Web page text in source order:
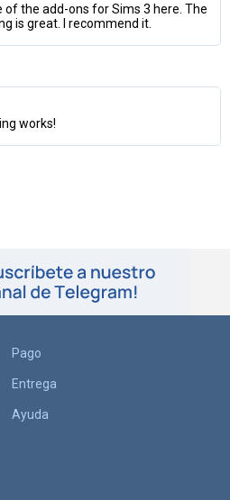
of the add-ons for Sims 3 here. The
is great. I recommend it.
works!
Pago
Entrega
Ayuda